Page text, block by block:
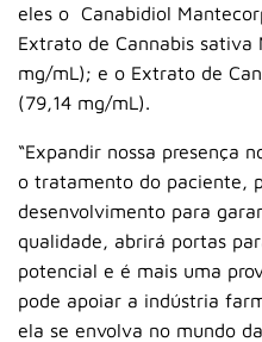
eles o Canabidiol
Extrato de Cannabis sativa
mg/mL); e o Extrato de
(79,14 mg/mL).
“Expandir nossa presença
o tratamento do paciente,
desenvolvimento para
qualidade, abrirá portas
potencial e é mais uma
pode apoiar a indústria
ela se envolva no mundo